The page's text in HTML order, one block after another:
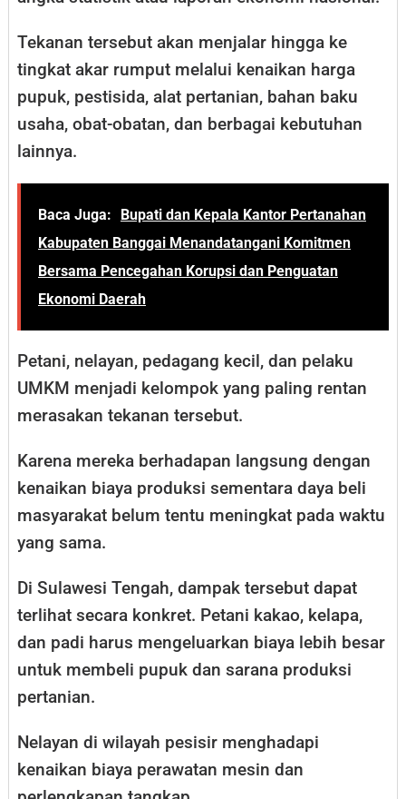
Tekanan tersebut akan menjalar hingga ke
tingkat akar rumput melalui kenaikan harga
pupuk, pestisida, alat pertanian, bahan baku
usaha, obat-obatan, dan berbagai kebutuhan
lainnya.
Baca Juga:
Bupati dan Kepala Kantor Pertanahan
Kabupaten Banggai Menandatangani Komitmen
Bersama Pencegahan Korupsi dan Penguatan
Ekonomi Daerah
Petani, nelayan, pedagang kecil, dan pelaku
UMKM menjadi kelompok yang paling rentan
merasakan tekanan tersebut.
Karena mereka berhadapan langsung dengan
kenaikan biaya produksi sementara daya beli
masyarakat belum tentu meningkat pada waktu
yang sama.
Di Sulawesi Tengah, dampak tersebut dapat
terlihat secara konkret. Petani kakao, kelapa,
dan padi harus mengeluarkan biaya lebih besar
untuk membeli pupuk dan sarana produksi
pertanian.
Nelayan di wilayah pesisir menghadapi
kenaikan biaya perawatan mesin dan